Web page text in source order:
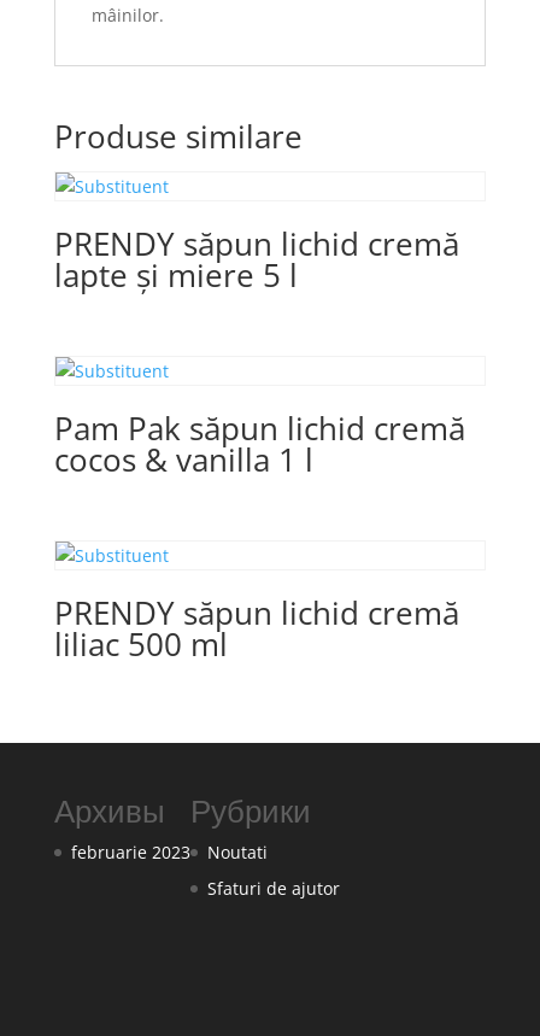
mâinilor.
Produse similare
PRENDY săpun lichid cremă
lapte și miere 5 l
Pam Pak săpun lichid cremă
cocos & vanilla 1 l
PRENDY săpun lichid cremă
liliac 500 ml
Архивы
februarie 2023
Рубрики
Noutati
Sfaturi de ajutor